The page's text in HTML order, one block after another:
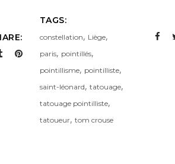
TAGS:
constellation, Liège,
paris, pointillés,
pointillisme, pointilliste,
saint-léonard, tatouage,
tatouage pointilliste,
tatoueur, tom crouse